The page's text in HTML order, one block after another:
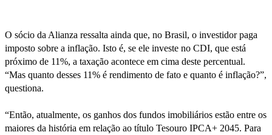
O sócio da Alianza ressalta ainda que, no Brasil, o investidor paga
imposto sobre a inflação. Isto é, se ele investe no CDI, que está
próximo de 11%, a taxação acontece em cima deste percentual.
“Mas quanto desses 11% é rendimento de fato e quanto é inflação?”,
questiona.
“Então, atualmente, os ganhos dos fundos imobiliários estão entre os
maiores da história em relação ao título Tesouro IPCA+ 2045. Para